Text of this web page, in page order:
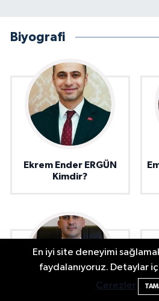
Biyografi
Ekrem Ender ERGÜN
Kimdir?
En iyi site deneyimi
faydalanıyoruz. Detaylar
Çerezler
22:45
Kozcağız'ın geleceği
peşe açıklamalar